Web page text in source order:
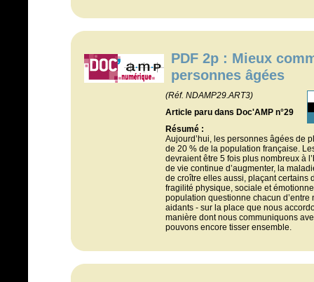
PDF 2p : Mieux
personnes âgées
(Réf. NDAMP29.ART3)
Article paru dans Doc'AMP n°29
Résumé :
Aujourd’hui, les personnes âgées de
de 20 % de la population française.
devraient être 5 fois plus nombreux à
de vie continue d’augmenter, la
de croître elles aussi, plaçant certains
fragilité physique, sociale et
population questionne chacun d’entre
aidants - sur la place que nous
manière dont nous communiquons
pouvons encore tisser ensemble.